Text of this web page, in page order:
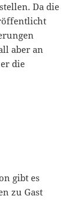
Da die
aber an
die
gibt es
zu Gast